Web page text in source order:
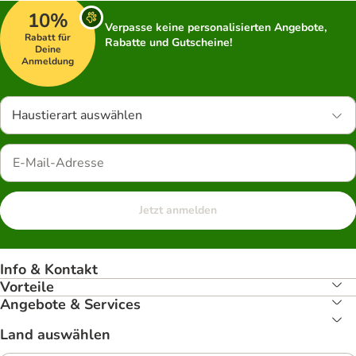
10%
Rabatt für
Deine
Anmeldung
Verpasse keine personalisierten Angebote,
Rabatte und Gutscheine!
Haustierart auswählen
Jetzt anmelden
Info & Kontakt
Vorteile
Angebote & Services
Land auswählen